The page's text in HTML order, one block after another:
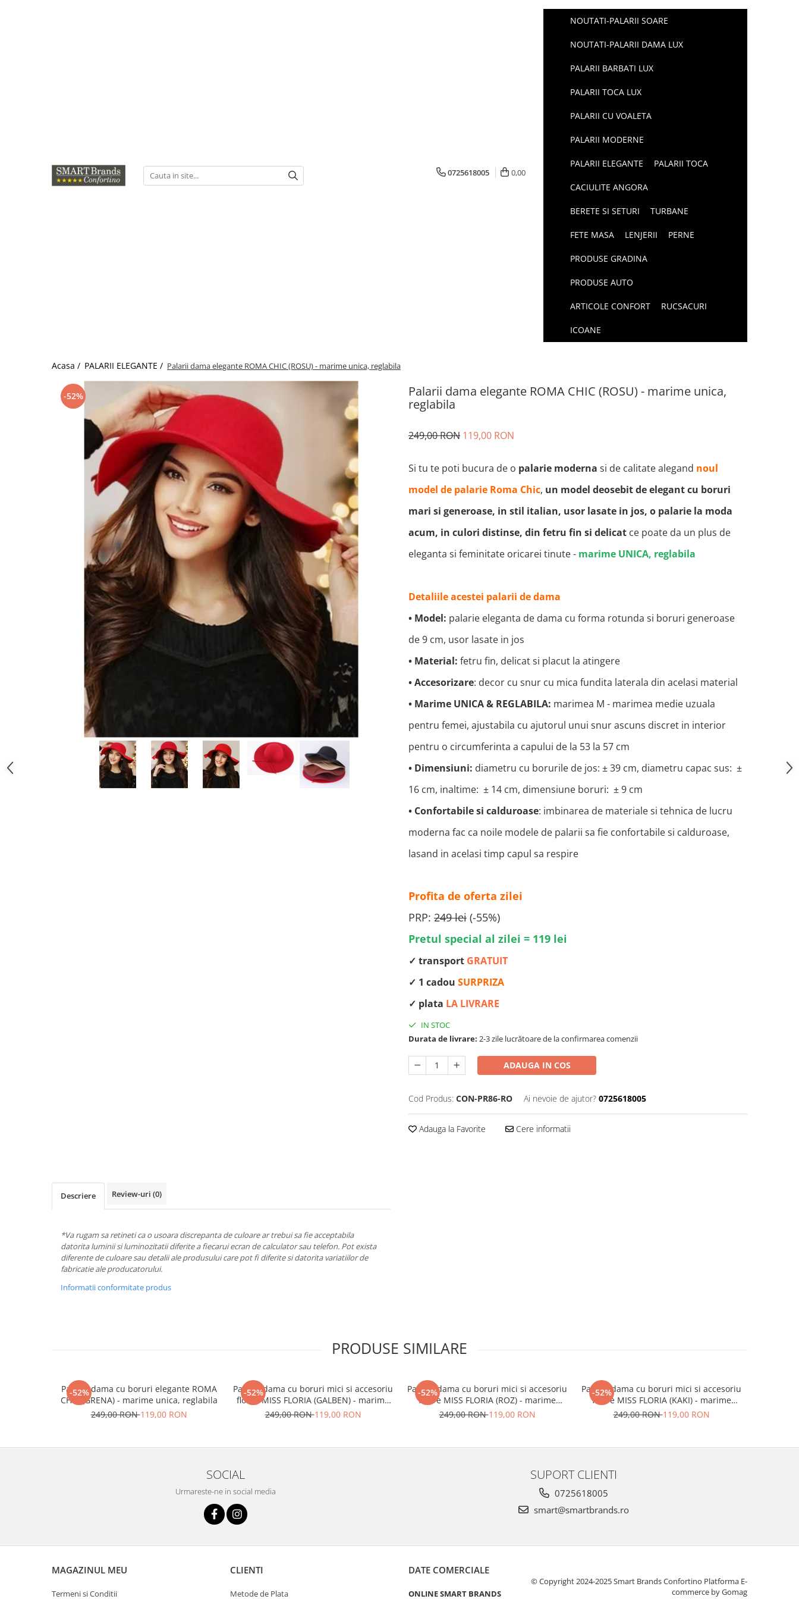
0725618005 0,00
NOUTATI-PALARII SOARE
NOUTATI-PALARII DAMA LUX
PALARII BARBATI LUX
PALARII TOCA LUX
PALARII CU VOALETA
PALARII MODERNE
PALARII ELEGANTE PALARII TOCA
CACIULITE ANGORA
BERETE SI SETURI TURBANE
FETE MASA LENJERII PERNE
PRODUSE GRADINA
PRODUSE AUTO
ARTICOLE CONFORT RUCSACURI
ICOANE
Acasa / PALARII ELEGANTE / Palarii dama elegante ROMA CHIC (ROSU) - marime unica, reglabila
Palarii dama elegante ROMA CHIC (ROSU) - marime unica,
reglabila
-52%
249,00 RON 119,00 RON
Si tu te poti bucura de o palarie moderna si de calitate alegand noul
model de palarie Roma Chic, un model deosebit de elegant cu boruri
mari si generoase, in stil italian, usor lasate in jos, o palarie la moda
acum, in culori distinse, din fetru fin si delicat ce poate da un plus de
eleganta si feminitate oricarei tinute - marime UNICA, reglabila
Detaliile acestei palarii de dama
• Model: palarie eleganta de dama cu forma rotunda si boruri generoase
de 9 cm, usor lasate in jos
• Material: fetru fin, delicat si placut la atingere
•Accesorizare: decor cu snur cu mica fundita laterala din acelasi material
• Marime UNICA & REGLABILA: marimea M - marimea medie uzuala
pentru femei, ajustabila cu ajutorul unui snur ascuns discret in interior
pentru o circumferinta a capului de la 53 la 57 cm
• Dimensiuni: diametru cu borurile de jos: ± 39 cm, diametru capac sus: ±
16 cm, inaltime: ± 14 cm, dimensiune boruri: ± 9 cm
• Confortabile si calduroase: imbinarea de materiale si tehnica de lucru
moderna fac ca noile modele de palarii sa fie confortabile si calduroase,
lasand in acelasi timp capul sa respire
Profita de oferta zilei
PRP: 249 lei (-55%)
Pretul special al zilei = 119 lei
✓ transport GRATUIT
✓ 1 cadou SURPRIZA
✓ plata LA LIVRARE
IN STOC
Durata de livrare: 2-3 zile lucrătoare de la confirmarea comenzii
ADAUGA IN COS
Cod Produs: CON-PR86-RO Ai nevoie de ajutor? 0725618005
Adauga la Favorite Cere informatii
Descriere Review-uri (0)
*Va rugam sa retineti ca o usoara discrepanta de culoare ar trebui sa fie acceptabila
datorita luminii si luminozitatii diferite a fiecarui ecran de calculator sau telefon. Pot exista
diferente de culoare sau detalii ale produsului care pot fi diferite si datorita variatiilor de
fabricatie ale producatorului.
Informatii conformitate produs
PRODUSE SIMILARE
-52%
Palarie dama cu boruri elegante ROMA
CHIC (GRENA) - marime unica, reglabila
249,00 RON119,00 RON
-52%
Palarie dama cu boruri mici si accesoriu
floare MISS FLORIA (GALBEN) - marime
unica, reglabila
249,00 RON119,00 RON
-52%
Palarie dama cu boruri mici si accesoriu
floare MISS FLORIA (ROZ) - marime
unica, reglabila
249,00 RON119,00 RON
-52%
Palarie dama cu boruri mici si accesoriu
floare MISS FLORIA (KAKI) - marime
unica, reglabila
249,00 RON119,00 RON
SOCIAL
Urmareste-ne in social media
SUPORT CLIENTI
0725618005
smart@smartbrands.ro
MAGAZINUL MEU
Termeni si Conditii
CLIENTI
Metode de Plata
DATE COMERCIALE
ONLINE SMART BRANDS
© Copyright 2024-2025 Smart Brands Confortino Platforma E-
commerce by Gomag